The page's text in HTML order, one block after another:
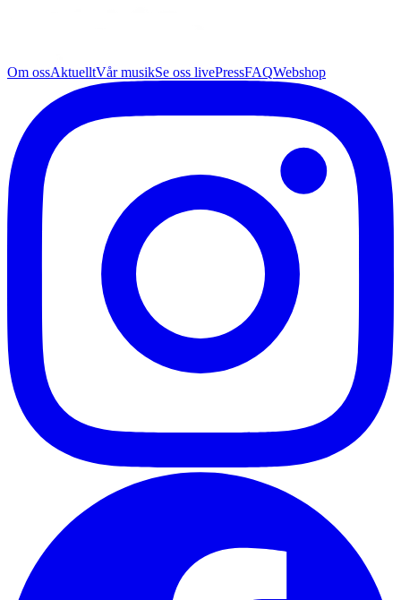
Om ossAktuelltVår musikSe oss livePressFAQWebshop